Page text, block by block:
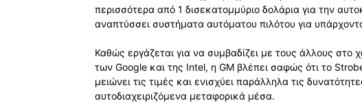
περισσότερα από 1 δισεκατομμύριο δολάρια για την
αναπτύσσει συστήματα αυτόματου πιλότου για
Καθώς εργάζεται για να συμβαδίζει με τους άλλους
των Google και της Intel, η GM βλέπει σαφώς ότι το
μειώνει τις τιμές και ενισχύει παράλληλα τις
αυτοδιαχειριζόμενα μεταφορικά μέσα.